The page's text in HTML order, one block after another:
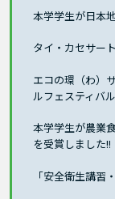
本学学生が日本
タイ・カセサー
エコの環（わ）
ルフェスティバ
本学学生が農業
を受賞しました!!
「安全衛生講